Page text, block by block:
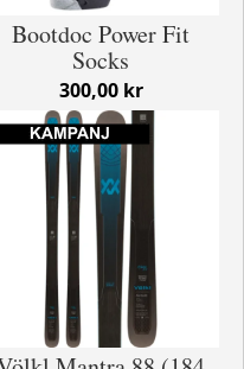
Bootdoc Power Fit
Socks
300,00 kr